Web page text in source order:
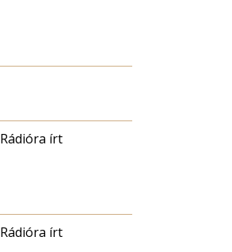
Rádióra írt
Rádióra írt